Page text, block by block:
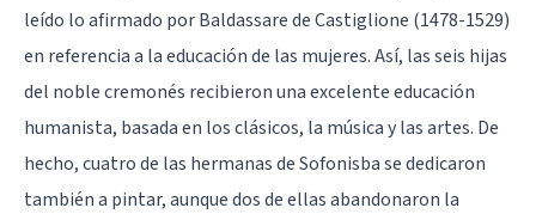
leído lo afirmado por Baldassare de Castiglione (1478-1529)
en referencia a la educación de las mujeres. Así, las seis hijas
del noble cremonés recibieron una excelente educación
humanista, basada en los clásicos, la música y las artes. De
hecho, cuatro de las hermanas de Sofonisba se dedicaron
también a pintar, aunque dos de ellas abandonaron la